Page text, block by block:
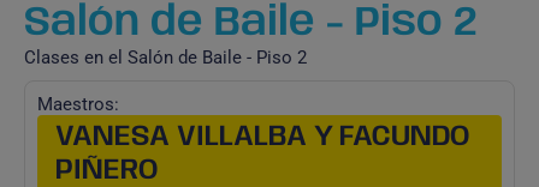
Salón de Baile - Piso 2
Clases en el Salón de Baile - Piso 2
Maestros:
VANESA VILLALBA Y FACUNDO
PIÑERO